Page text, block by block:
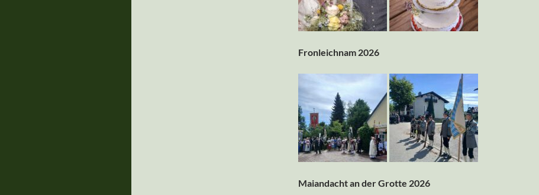
Fronleichnam 2026
Maiandacht an der Grotte 2026